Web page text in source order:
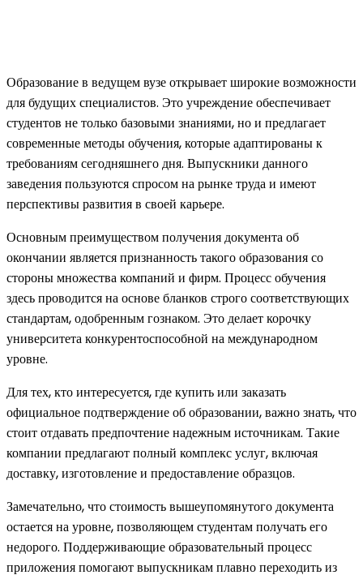
Образование в ведущем вузе открывает широкие возможности
для будущих специалистов. Это учреждение обеспечивает
студентов не только базовыми знаниями, но и предлагает
современные методы обучения, которые адаптированы к
требованиям сегодняшнего дня. Выпускники данного
заведения пользуются спросом на рынке труда и имеют
перспективы развития в своей карьере.
Основным преимуществом получения документа об
окончании является признанность такого образования со
стороны множества компаний и фирм. Процесс обучения
здесь проводится на основе бланков строго соответствующих
стандартам, одобренным гознаком. Это делает корочку
университета конкурентоспособной на международном
уровне.
Для тех, кто интересуется, где купить или заказать
официальное подтверждение об образовании, важно знать, что
стоит отдавать предпочтение надежным источникам. Такие
компании предлагают полный комплекс услуг, включая
доставку, изготовление и предоставление образцов.
Замечательно, что стоимость вышеупомянутого документа
остается на уровне, позволяющем студентам получать его
недорого. Поддерживающие образовательный процесс
приложения помогают выпускникам плавно переходить из